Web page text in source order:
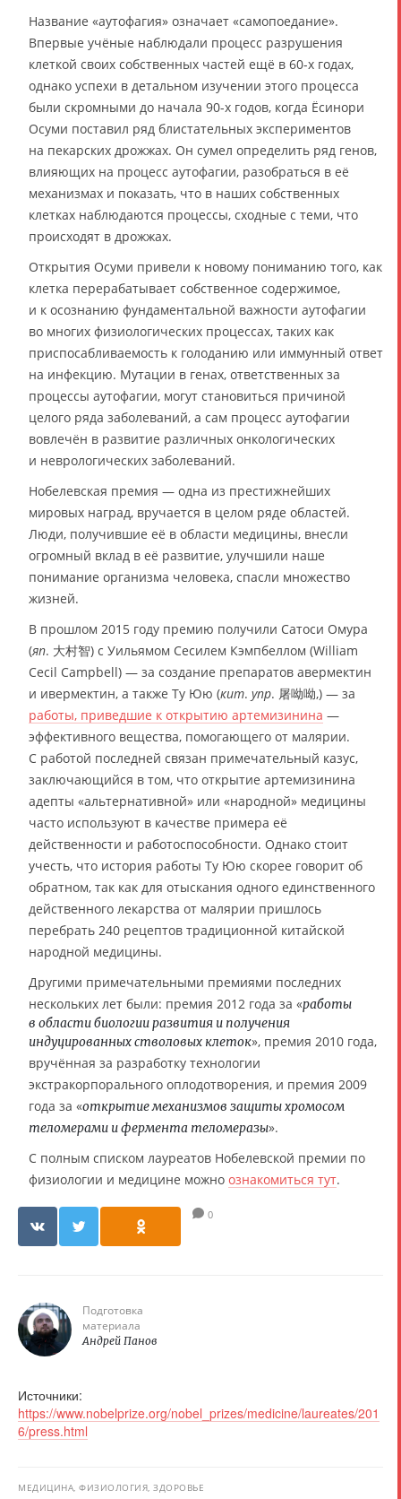
Название «аутофагия» означает «самопоедание».
Впервые учёные наблюдали процесс разрушения
клеткой своих собственных частей ещё в 60-х годах,
однако успехи в детальном изучении этого процесса
были скромными до начала 90-х годов, когда Ёсинори
Осуми поставил ряд блистательных экспериментов
на пекарских дрожжах. Он сумел определить ряд генов,
влияющих на процесс аутофагии, разобраться в её
механизмах и показать, что в наших собственных
клетках наблюдаются процессы, сходные с теми, что
происходят в дрожжах.
Открытия Осуми привели к новому пониманию того, как
клетка перерабатывает собственное содержимое,
и к осознанию фундаментальной важности аутофагии
во многих физиологических процессах, таких как
приспосабливаемость к голоданию или иммунный ответ
на инфекцию. Мутации в генах, ответственных за
процессы аутофагии, могут становиться причиной
целого ряда заболеваний, а сам процесс аутофагии
вовлечён в развитие различных онкологических
и неврологических заболеваний.
Нобелевская премия — одна из престижнейших
мировых наград, вручается в целом ряде областей.
Люди, получившие её в области медицины, внесли
огромный вклад в её развитие, улучшили наше
понимание организма человека, спасли множество
жизней.
В прошлом 2015 году премию получили Сатоси Омура
(яп. 大村智) с Уильямом Сесилем Кэмпбеллом (William
Cecil Campbell) — за создание препаратов авермектин
и ивермектин, а также Ту Юю (кит. упр. 屠呦呦,) — за
работы, приведшие к открытию артемизинина —
эффективного вещества, помогающего от малярии.
С работой последней связан примечательный казус,
заключающийся в том, что открытие артемизинина
адепты «альтернативной» или «народной» медицины
часто используют в качестве примера её
действенности и работоспособности. Однако стоит
учесть, что история работы Ту Юю скорее говорит об
обратном, так как для отыскания одного единственного
действенного лекарства от малярии пришлось
перебрать 240 рецептов традиционной китайской
народной медицины.
Другими примечательными премиями последних
нескольких лет были: премия 2012 года за «работы
в области биологии развития и получения
индуцированных стволовых клеток», премия 2010 года,
вручённая за разработку технологии
экстракорпорального оплодотворения, и премия 2009
года за «открытие механизмов защиты хромосом
теломерами и фермента теломеразы».
С полным списком лауреатов Нобелевской премии по
физиологии и медицине можно ознакомиться тут.
0
Подготовка
материала
Андрей Панов
Источники:
https://www.nobelprize.org/nobel_prizes/medicine/laureates/201
6/press.html
МЕДИЦИНА, ФИЗИОЛОГИЯ, ЗДОРОВЬЕ